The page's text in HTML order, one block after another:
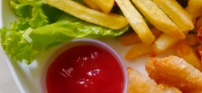
Previous